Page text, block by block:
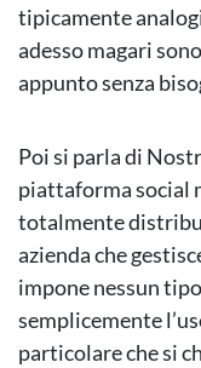
tipicamente
adesso magari
appunto senza
Poi si parla di
piattaforma social
totalmente
azienda che
impone nessun
semplicemente
particolare che si